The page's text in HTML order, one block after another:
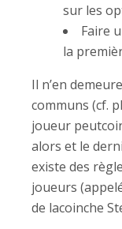
sur les
Faire
la
Il n’en
communs (cf.
joueur
alors et le
existe des
joueurs
de lacoinche